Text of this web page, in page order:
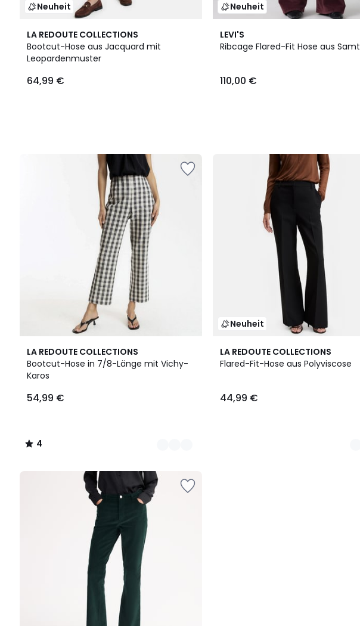
Neuheit
LA REDOUTE COLLECTIONS
Bootcut-Hose aus Jacquard mit
Leopardenmuster
64,99 €
Neuheit
LEVI'S
Ribcage Flared-Fit Hose aus Samt
110,00 €
LA REDOUTE COLLECTIONS
Bootcut-Hose in 7/8-Länge mit Vichy-
Karos
54,99 €
4
/
5
2
Farben
4
/
Neuheit
LA REDOUTE COLLECTIONS
Flared-Fit-Hose aus Polyviscose
44,99 €
2
Farben